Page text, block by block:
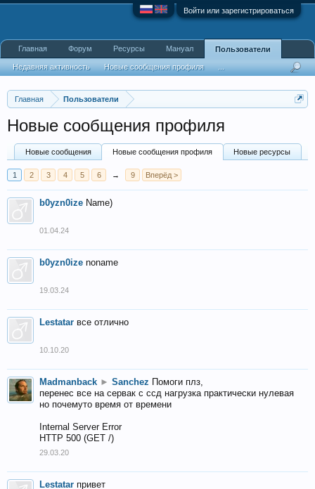
Войти или зарегистрироваться
Главная Пользователи
Новые сообщения профиля
Новые сообщения Новые сообщения профиля Новые ресурсы
1 2 3 4 5 6 → 9 Вперёд >
b0yzn0ize Name)
01.04.24
b0yzn0ize noname
19.03.24
Lestatar все отлично
10.10.20
Madmanback ► Sanchez Помоги плз,
перенес все на сервак с ссд нагрузка практически нулевая
но почемуто время от времени
Internal Server Error
HTTP 500 (GET /)
29.03.20
Lestatar привет
Главная Форум Ресурсы Мануал Пользователи
Недавняя активность Новые сообщения профиля